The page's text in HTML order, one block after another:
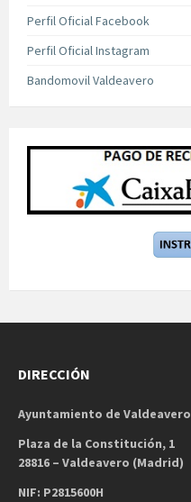
Perfil Oficial Facebook
Perfil Oficial Instagram
Bandomovil Valdeavero
DIRECCIÓN
Ayuntamiento de Valdeavero
Plaza de la Constitución, 1
28816 – Valdeavero (Madrid)
NIF: P2815600H